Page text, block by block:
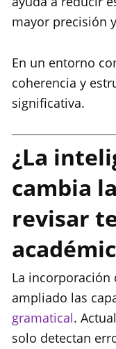
mayor precisión
En un entorno
coherencia y
significativa.
¿La
cambia
revisar
La
ampliado las
gramatical.
solo detectan